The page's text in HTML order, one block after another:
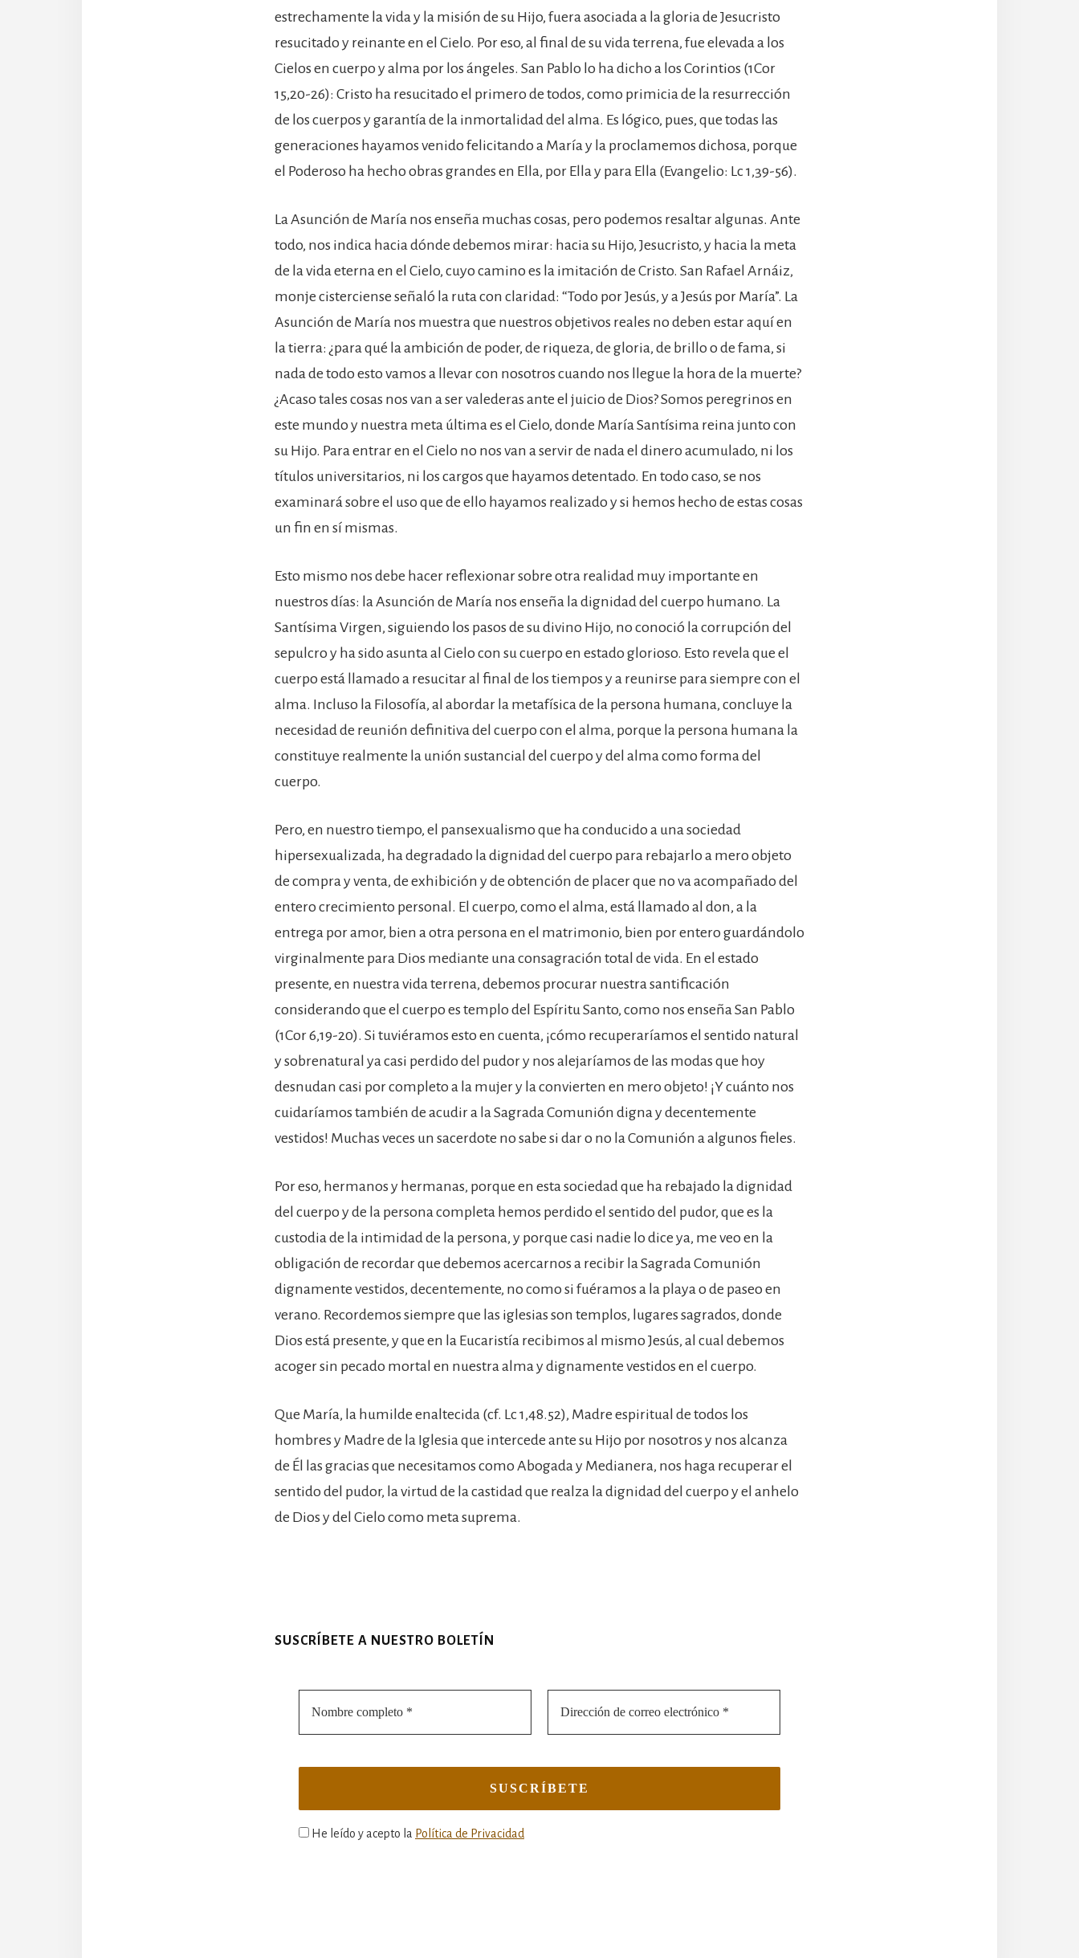
estrechamente la vida y la misión de su Hijo, fuera asociada a la gloria de Jesucristo
resucitado y reinante en el Cielo. Por eso, al final de su vida terrena, fue elevada a los
Cielos en cuerpo y alma por los ángeles. San Pablo lo ha dicho a los Corintios (1Cor
15,20-26): Cristo ha resucitado el primero de todos, como primicia de la resurrección
de los cuerpos y garantía de la inmortalidad del alma. Es lógico, pues, que todas las
generaciones hayamos venido felicitando a María y la proclamemos dichosa, porque
el Poderoso ha hecho obras grandes en Ella, por Ella y para Ella (Evangelio: Lc 1,39-56).
La Asunción de María nos enseña muchas cosas, pero podemos resaltar algunas. Ante
todo, nos indica hacia dónde debemos mirar: hacia su Hijo, Jesucristo, y hacia la meta
de la vida eterna en el Cielo, cuyo camino es la imitación de Cristo. San Rafael Arnáiz,
monje cisterciense señaló la ruta con claridad: “Todo por Jesús, y a Jesús por María”. La
Asunción de María nos muestra que nuestros objetivos reales no deben estar aquí en
la tierra: ¿para qué la ambición de poder, de riqueza, de gloria, de brillo o de fama, si
nada de todo esto vamos a llevar con nosotros cuando nos llegue la hora de la muerte?
¿Acaso tales cosas nos van a ser valederas ante el juicio de Dios? Somos peregrinos en
este mundo y nuestra meta última es el Cielo, donde María Santísima reina junto con
su Hijo. Para entrar en el Cielo no nos van a servir de nada el dinero acumulado, ni los
títulos universitarios, ni los cargos que hayamos detentado. En todo caso, se nos
examinará sobre el uso que de ello hayamos realizado y si hemos hecho de estas cosas
un fin en sí mismas.
Esto mismo nos debe hacer reflexionar sobre otra realidad muy importante en
nuestros días: la Asunción de María nos enseña la dignidad del cuerpo humano. La
Santísima Virgen, siguiendo los pasos de su divino Hijo, no conoció la corrupción del
sepulcro y ha sido asunta al Cielo con su cuerpo en estado glorioso. Esto revela que el
cuerpo está llamado a resucitar al final de los tiempos y a reunirse para siempre con el
alma. Incluso la Filosofía, al abordar la metafísica de la persona humana, concluye la
necesidad de reunión definitiva del cuerpo con el alma, porque la persona humana la
constituye realmente la unión sustancial del cuerpo y del alma como forma del
cuerpo.
Pero, en nuestro tiempo, el pansexualismo que ha conducido a una sociedad
hipersexualizada, ha degradado la dignidad del cuerpo para rebajarlo a mero objeto
de compra y venta, de exhibición y de obtención de placer que no va acompañado del
entero crecimiento personal. El cuerpo, como el alma, está llamado al don, a la
entrega por amor, bien a otra persona en el matrimonio, bien por entero guardándolo
virginalmente para Dios mediante una consagración total de vida. En el estado
presente, en nuestra vida terrena, debemos procurar nuestra santificación
considerando que el cuerpo es templo del Espíritu Santo, como nos enseña San Pablo
(1Cor 6,19-20). Si tuviéramos esto en cuenta, ¡cómo recuperaríamos el sentido natural
y sobrenatural ya casi perdido del pudor y nos alejaríamos de las modas que hoy
desnudan casi por completo a la mujer y la convierten en mero objeto! ¡Y cuánto nos
cuidaríamos también de acudir a la Sagrada Comunión digna y decentemente
vestidos! Muchas veces un sacerdote no sabe si dar o no la Comunión a algunos fieles.
Por eso, hermanos y hermanas, porque en esta sociedad que ha rebajado la dignidad
del cuerpo y de la persona completa hemos perdido el sentido del pudor, que es la
custodia de la intimidad de la persona, y porque casi nadie lo dice ya, me veo en la
obligación de recordar que debemos acercarnos a recibir la Sagrada Comunión
dignamente vestidos, decentemente, no como si fuéramos a la playa o de paseo en
verano. Recordemos siempre que las iglesias son templos, lugares sagrados, donde
Dios está presente, y que en la Eucaristía recibimos al mismo Jesús, al cual debemos
acoger sin pecado mortal en nuestra alma y dignamente vestidos en el cuerpo.
Que María, la humilde enaltecida (cf. Lc 1,48.52), Madre espiritual de todos los
hombres y Madre de la Iglesia que intercede ante su Hijo por nosotros y nos alcanza
de Él las gracias que necesitamos como Abogada y Medianera, nos haga recuperar el
sentido del pudor, la virtud de la castidad que realza la dignidad del cuerpo y el anhelo
de Dios y del Cielo como meta suprema.
SUSCRÍBETE A NUESTRO BOLETÍN
He leído y acepto la Política de Privacidad